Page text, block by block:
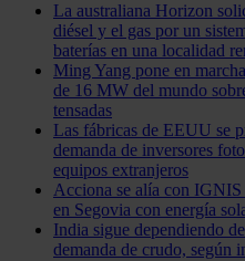
La australiana Horizon
diésel y el gas por un
baterías en una localidad
Ming Yang pone en
de 16 MW del mundo
tensadas
Las fábricas de EEUU se
demanda de inversores
equipos extranjeros
Acciona se alía con IGNIS
en Segovia con energía
India sigue dependiendo
demanda de crudo, según